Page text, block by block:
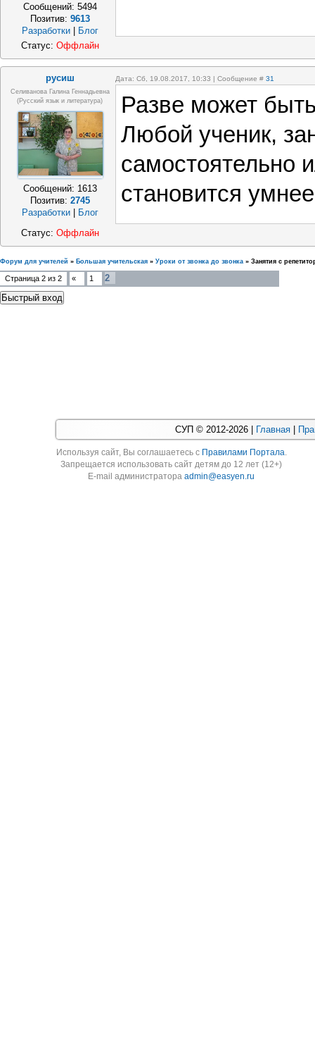
Сообщений: 5494
Позитив: 9613
Разработки
Блог
Статус: Оффлайн
русиш Дата: Сб, 19.08.2017, 10:33 | Сообщение # 31
Селиванова Галина Геннадьевна
(русский язык и литература)
Сообщений: 1613
Позитив: 2745
Разработки
Блог
Разве может
Любой ученик,
самостоятельно
становится
Статус: Оффлайн
Форум для учителей » Большая учительская » Уроки от звонка до звонка » Занятия с
Страница 2 из 2 « 1 2
СУП © 2012-2026 | Главная
Используя cайт, Вы соглашаетесь с Правилами Портала.
Запрещается использовать сайт детям до 12 лет (12+)
E-mail администратораadmin@easyen.ru